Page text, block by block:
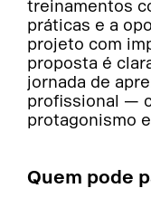
treinamentos
práticas e a
projeto com
proposta é
jornada de
profissional —
protagonismo
Quem pode